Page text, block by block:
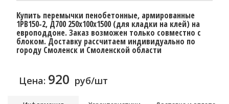
Купить перемычки пенобетонные, армированные
1PB150-2, Д700 250х100х1500 (для кладки на клей) на
европоддоне. Заказ возможен только совместно с
блоком. Доставку рассчитаем индивидуально по
городу Смоленск и Смоленской области
Цена: 920 руб/шт